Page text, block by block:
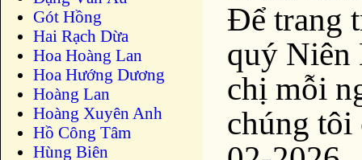
Gót Hồng
Hai Rạch Dừa
Hoa Hoàng Lan
Hoa Hướng Dương
Hoàng Lan
Hoàng Xuyên Anh
Hồ Công Tâm
Hùng Biên
Để trang
quý Niên
chị mỗi
chúng tôi